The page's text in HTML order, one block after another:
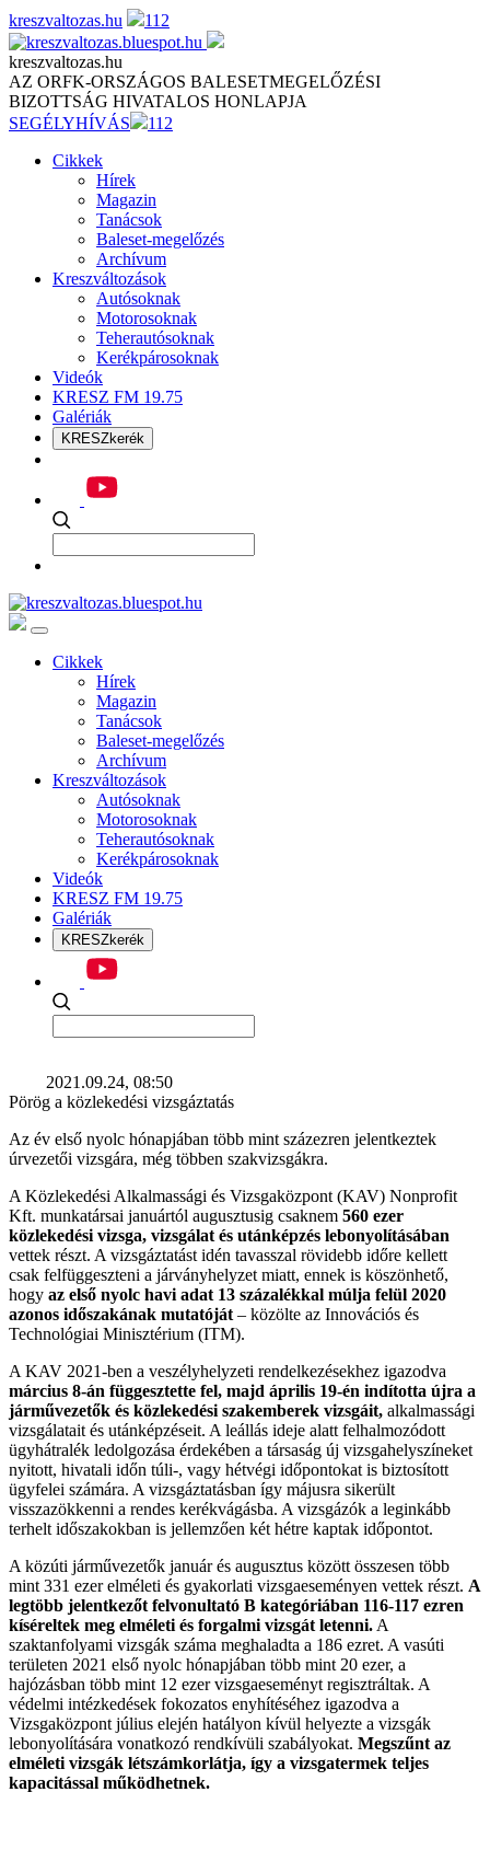
Skip
to
content
kreszvaltozas.hu 112
kreszvaltozas.hu
AZ ORFK-ORSZÁGOS BALESETMEGELŐZÉSI
BIZOTTSÁG HIVATALOS HONLAPJA
SEGÉLYHÍVÁS
112
Cikkek
Hírek
Magazin
Tanácsok
Baleset-megelőzés
Archívum
Kreszváltozások
Autósoknak
Motorosoknak
Teherautósoknak
Kerékpárosoknak
Videók
KRESZ FM 19.75
Galériák
KRESZkerék
Cikkek
Hírek
Magazin
Tanácsok
Baleset-megelőzés
Archívum
Kreszváltozások
Autósoknak
Motorosoknak
Teherautósoknak
Kerékpárosoknak
Videók
KRESZ FM 19.75
Galériák
KRESZkerék
2021.09.24, 08:50
Pörög a közlekedési vizsgáztatás
Az év első nyolc hónapjában több mint százezren jelentkeztek
úrvezetői vizsgára, még többen szakvizsgákra.
A Közlekedési Alkalmassági és Vizsgaközpont (KAV) Nonprofit
Kft. munkatársai januártól augusztusig csaknem 560 ezer
közlekedési vizsga, vizsgálat és utánképzés lebonyolításában
vettek részt. A vizsgáztatást idén tavasszal rövidebb időre kellett
csak felfüggeszteni a járványhelyzet miatt, ennek is köszönhető,
hogy az első nyolc havi adat 13 százalékkal múlja felül 2020
azonos időszakának mutatóját – közölte az Innovációs és
Technológiai Minisztérium (ITM).
A KAV 2021-ben a veszélyhelyzeti rendelkezésekhez igazodva
március 8-án függesztette fel, majd április 19-én indította újra a
járművezetők és közlekedési szakemberek vizsgáit, alkalmassági
vizsgálatait és utánképzéseit. A leállás ideje alatt felhalmozódott
ügyhátralék ledolgozása érdekében a társaság új vizsgahelyszíneket
nyitott, hivatali időn túli-, vagy hétvégi időpontokat is biztosított
ügyfelei számára. A vizsgáztatásban így májusra sikerült
visszazökkenni a rendes kerékvágásba. A vizsgázók a leginkább
terhelt időszakokban is jellemzően két hétre kaptak időpontot.
A közúti járművezetők január és augusztus között összesen több
mint 331 ezer elméleti és gyakorlati vizsgaeseményen vettek részt. A
legtöbb jelentkezőt felvonultató B kategóriában 116-117 ezren
kíséreltek meg elméleti és forgalmi vizsgát letenni. A
szaktanfolyami vizsgák száma meghaladta a 186 ezret. A vasúti
területen 2021 első nyolc hónapjában több mint 20 ezer, a
hajózásban több mint 12 ezer vizsgaeseményt regisztráltak. A
védelmi intézkedések fokozatos enyhítéséhez igazodva a
Vizsgaközpont július elején hatályon kívül helyezte a vizsgák
lebonyolítására vonatkozó rendkívüli szabályokat. Megszűnt az
elméleti vizsgák létszámkorlátja, így a vizsgatermek teljes
kapacitással működhetnek.